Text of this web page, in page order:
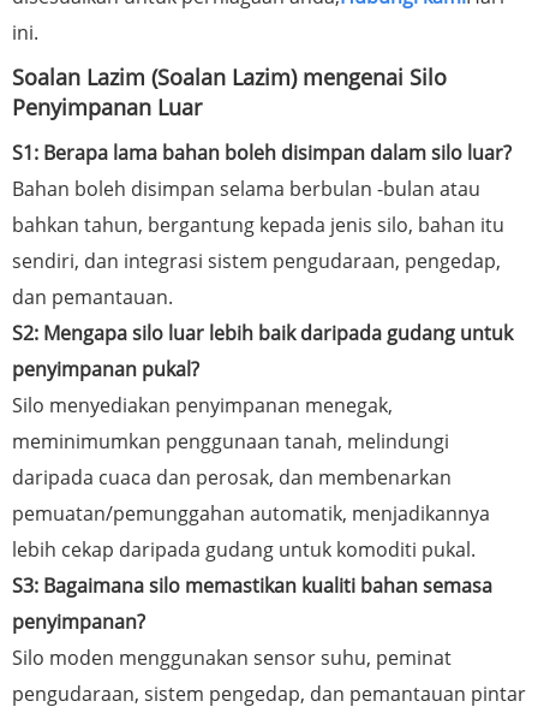
ini.
Soalan Lazim (Soalan Lazim) mengenai Silo
Penyimpanan Luar
S1: Berapa lama bahan boleh disimpan dalam silo luar?
Bahan boleh disimpan selama berbulan -bulan atau
bahkan tahun, bergantung kepada jenis silo, bahan itu
sendiri, dan integrasi sistem pengudaraan, pengedap,
dan pemantauan.
S2: Mengapa silo luar lebih baik daripada gudang untuk
penyimpanan pukal?
Silo menyediakan penyimpanan menegak,
meminimumkan penggunaan tanah, melindungi
daripada cuaca dan perosak, dan membenarkan
pemuatan/pemunggahan automatik, menjadikannya
lebih cekap daripada gudang untuk komoditi pukal.
S3: Bagaimana silo memastikan kualiti bahan semasa
penyimpanan?
Silo moden menggunakan sensor suhu, peminat
pengudaraan, sistem pengedap, dan pemantauan pintar